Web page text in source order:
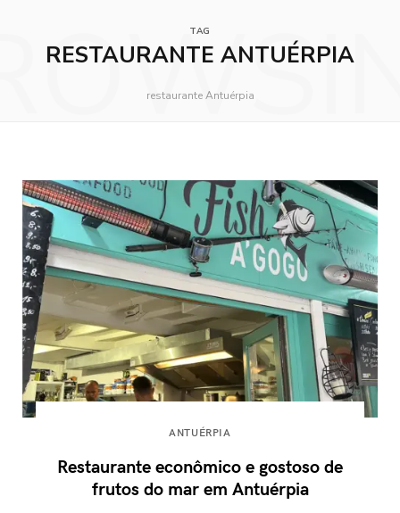
TAG
RESTAURANTE ANTUÉRPIA
restaurante Antuérpia
ANTUÉRPIA
Restaurante econômico e gostoso de
frutos do mar em Antuérpia